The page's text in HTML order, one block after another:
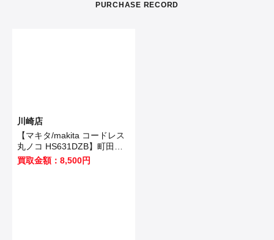
PURCHASE RECORD
川崎店
【マキタ/makita コードレス
丸ノコ HS631DZB】町田市
のお客様から買取いたしまし
買取金額：8,500円